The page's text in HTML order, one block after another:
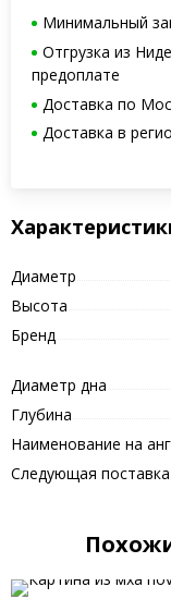
Минимальный
Отгрузка из
предоплате
Доставка по
Доставка в
Диаметр
Высота
Бренд
Диаметр дна
Глубина
Наименование на
Следующая